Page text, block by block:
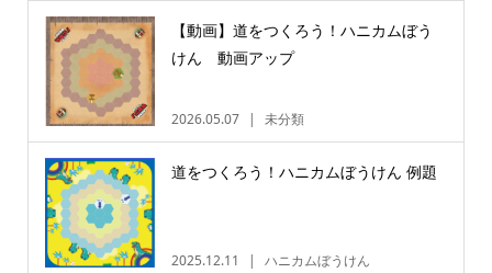
【動画】道をつくろう！ハニカムぼう
けん 動画アップ
2026.05.07 未分類
道をつくろう！ハニカムぼうけん 例題
2025.12.11 ハニカムぼうけん